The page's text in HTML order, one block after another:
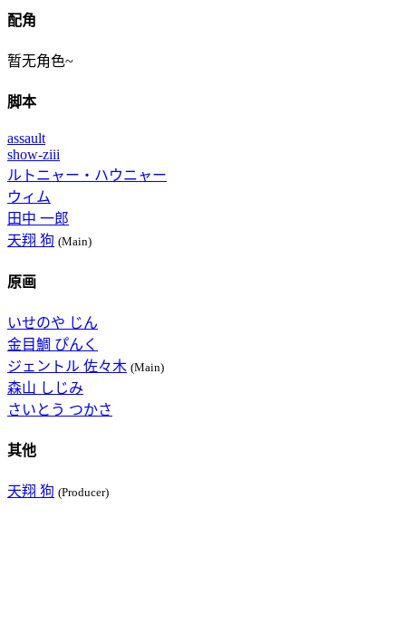
配角
暂无角色~
脚本
assault
show-ziii
ルトニャー・ハウニャー
ウィム
田中 一郎
天翔 狗 (Main)
原画
いせのや じん
金目鯛 ぴんく
ジェントル 佐々木 (Main)
森山 しじみ
さいとう つかさ
其他
天翔 狗 (Producer)